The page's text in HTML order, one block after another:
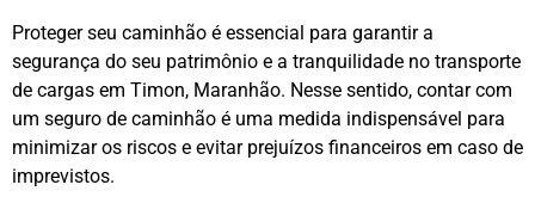
Proteger seu caminhão é essencial para garantir a
segurança do seu patrimônio e a tranquilidade no transporte
de cargas em Timon, Maranhão. Nesse sentido, contar com
um seguro de caminhão é uma medida indispensável para
minimizar os riscos e evitar prejuízos financeiros em caso de
imprevistos.